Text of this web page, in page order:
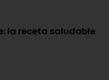
la receta saludable